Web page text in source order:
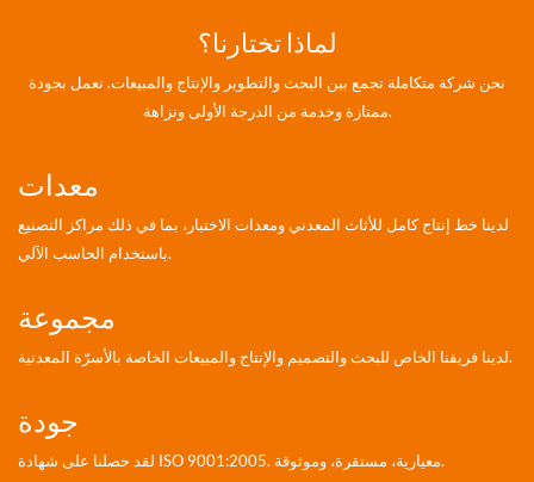
لماذا تختارنا؟
نحن شركة متكاملة تجمع بين البحث والتطوير والإنتاج والمبيعات. نعمل بجودة
ممتازة وخدمة من الدرجة الأولى ونزاهة.
معدات
لدينا خط إنتاج كامل للأثاث المعدني ومعدات الاختبار، بما في ذلك مراكز التصنيع
باستخدام الحاسب الآلي.
مجموعة
لدينا فريقنا الخاص للبحث والتصميم والإنتاج والمبيعات الخاصة بالأسرّة المعدنية.
جودة
لقد حصلنا على شهادة ISO 9001:2005. معيارية، مستقرة، وموثوقة.